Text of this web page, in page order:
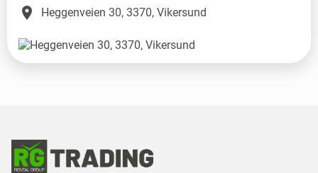
place Heggenveien 30, 3370, Vikersund